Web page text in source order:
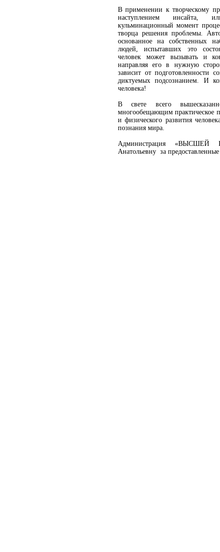
В применении к творческому
наступлением инсайта,
кульминационный момент
творца решения проблемы.
основанное на собственных
людей, испытавших это
человек может вызывать и
направляя его в нужную
зависит от подготовленности
диктуемых подсознанием. И
человека!
В свете всего
многообещающим практическое
и физического развития
познания мира.
Администрация «ВЫСШЕЙ
Анатольевну за